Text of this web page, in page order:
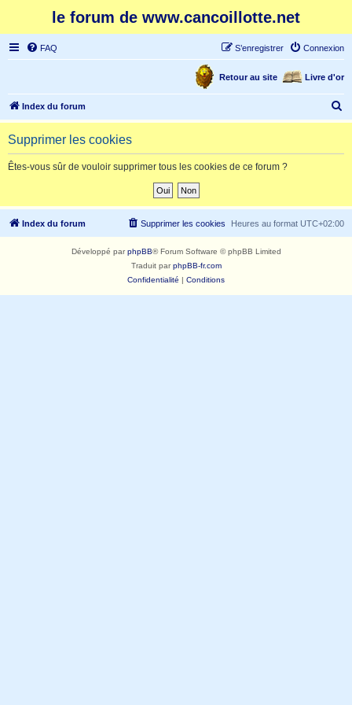
le forum de www.cancoillotte.net
FAQ Connexion
S’enregistrer
Livre d'or
Retour au site
Index du forum
e
h
Supprimer les cookies
Êtes-vous sûr de vouloir supprimer tous les cookies de ce forum ?
Index du forum Heures au format UTC+02:00
Supprimer les cookies
Développé parphpBB® Forum Software © phpBB Limited
Traduit parphpBB-fr.com
Confidentialité | Conditions